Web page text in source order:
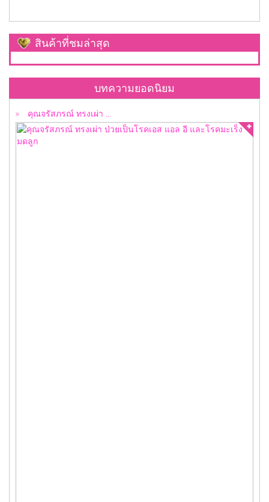
สินค้าที่ชมล่าสุด
บทความยอดนิยม
คุณจรัสภรณ์ ทรงเผ่า ...